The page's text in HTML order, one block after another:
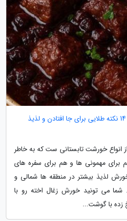
طرز تهیه خورش زغال اخته با 14 نکته طلایی برای جا افتادن و لذیذ
انواع خورشت تابستانی ست که به خاطر
مهمونی ها و هم برای سفره های
لذیذ بیشتر در منطقه ها شمالی و
شما می تونید خورش زغال اخته رو با
زده با گوشت...